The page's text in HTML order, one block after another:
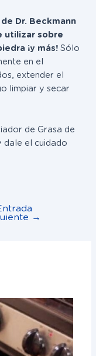
Dr. Beckmann
utilizar sobre
¡y más!Sólo
en el
extender el
limpiar y secar
de Grasa de
dale el cuidado
→